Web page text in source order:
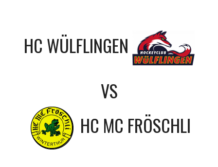
HC WÜLFLINGEN
VS
HC MC FRÖSCHLI